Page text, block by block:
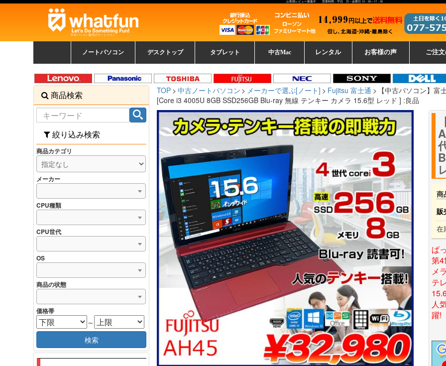
お客様レビュー募集中 営業時間：平日 月～金曜日 10：00～17：30
中古パソコン販売のワットファン
ノートパソコン
覧
パソコン
ッカード
デスクトップ
中古デスクトップ一覧
新品デスクトップ一
覧
ゲーミングパソコン
トレーディングパソ
コン
ッカード
タブレット 中古Mac レンタル お客様の声 ご注
TOP 中古ノートパソコン メーカーで選ぶ[ノート] Fujitsu 富士通
【中古パソコン】
[Core i3 4005U 8GB SSD256GB Blu-ray 無線 テンキー カメラ 15.6型 レッド ] :良品
商
販
在
ぱ
第
メ
テ
人
躍!
商品検索
絞り込み検索
商品カテゴリ
メーカー
CPU種類
CPU世代
OS
商品の状態
価格帯
～
検索